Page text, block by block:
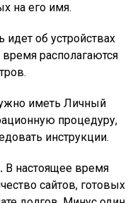
на его имя.
идет об устройствах
располагаются
иметь Личный
процедуру,
инструкции.
В настоящее время
сайтов, готовых